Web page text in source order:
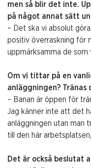
men så blir det inte.
på något annat sätt
– Det ska vi absolut
positiv överraskning för
uppmärksamma de som
Om vi tittar på en
anläggningen?
– Banan är öppen för
Jag känner inte att det
anläggningen utan man
till den här
Det är också beslutat